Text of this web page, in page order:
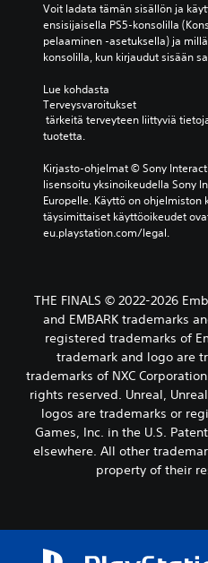
Voit ladata tämän sisällön ja
ensisijaisella PS5-konsolilla
pelaaminen -asetuksella) ja
konsolilla, kun kirjaudut sisään
Lue kohdasta
Terveysvaroitukset
tuotetta.
Kirjasto-ohjelmat © Sony
lisensoitu yksinoikeudella Sony
Europelle. Käyttö on
täysimittaiset käyttöoikeudet
eu.playstation.com/legal.
THE FINALS © 2022-2026
and EMBARK trademarks
registered trademarks of
trademark and logo are
trademarks of NXC
rights reserved. Unreal,
logos are trademarks or
Games, Inc. in the U.S.
elsewhere. All other
property of their